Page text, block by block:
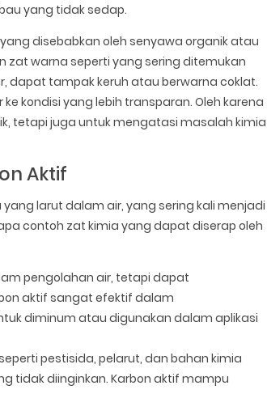
yang tidak sedap.
disebabkan oleh senyawa organik atau
zat warna seperti yang sering ditemukan
dapat tampak keruh atau berwarna coklat.
kondisi yang lebih transparan. Oleh karena
tetapi juga untuk mengatasi masalah kimia
Aktif
larut dalam air, yang sering kali menjadi
contoh zat kimia yang dapat diserap oleh
pengolahan air, tetapi dapat
aktif sangat efektif dalam
diminum atau digunakan dalam aplikasi
pestisida, pelarut, dan bahan kimia
tidak diinginkan. Karbon aktif mampu